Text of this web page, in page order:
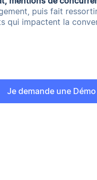
puis fait
qui impactent la
Je demande une Démo